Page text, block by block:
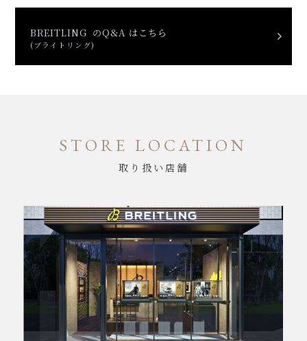
BREITLING のQ&A はこちら
(ブライトリング)
STORE LOCATION
取り扱い店舗